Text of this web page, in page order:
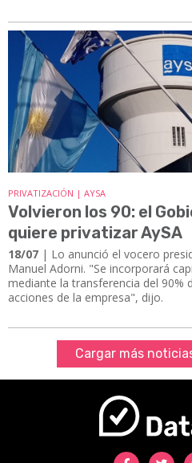
PRIVATIZACIÓN | AYSA
Volvieron los 90: el
quiere privatizar AySA
18/07 | Lo anunció el vocero
Manuel Adorni. "Se incorporará
mediante la transferencia del 90%
acciones de la empresa", dijo.
Cargar más